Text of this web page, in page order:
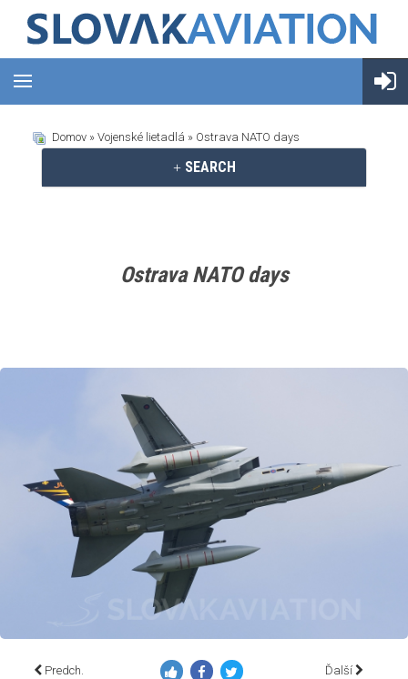
Domov » Vojenské lietadlá » Ostrava NATO days
SEARCH
Ostrava NATO days
Predch. Ďalší